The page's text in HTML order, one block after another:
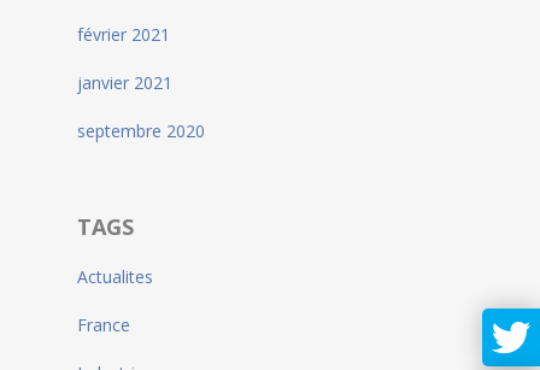
février 2021
janvier 2021
septembre 2020
TAGS
Actualites
France